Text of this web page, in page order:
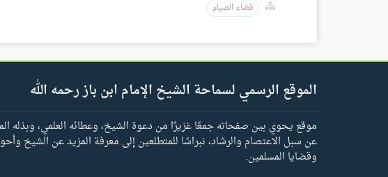
قضاء الصيام
الموقع الرسمي لسماحة الشيخ الإمام ابن باز رحمه الله
موقع يحوي بين صفحاته جمعًا غزيرًا من دعوة الشيخ، وعطائه العلمي، وبذله
عن سبل الاعتصام والرشاد، نبراسًا للمتطلعين إلى معرفة المزيد عن الشيخ
وقضايا المسلمين.